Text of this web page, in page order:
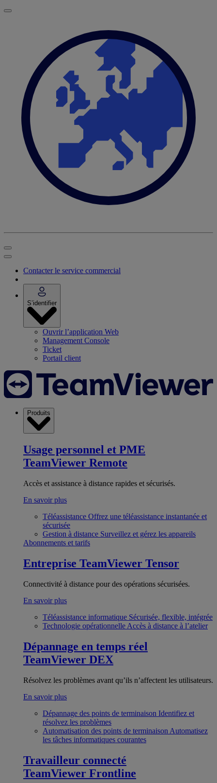
Contacter le service commercial
S’identifier
Ouvrir l’application Web
Management Console
Ticket
Portail client
Produits
Usage personnel et PME
TeamViewer Remote
Accès et assistance à distance rapides et sécurisés.
En savoir plus
Téléassistance Offrez une téléassistance instantanée et
sécurisée
Gestion à distance Surveillez et gérez les appareils
Abonnements et tarifs
Entreprise TeamViewer Tensor
Connectivité à distance pour des opérations sécurisées.
En savoir plus
Téléassistance informatique Sécurisée, flexible, intégrée
Technologie opérationnelle Accès à distance à l’atelier
Dépannage en temps réel
TeamViewer DEX
Résolvez les problèmes avant qu’ils n’affectent les utilisateurs.
En savoir plus
Dépannage des points de terminaison Identifiez et
résolvez les problèmes
Automatisation des points de terminaison Automatisez
les tâches informatiques courantes
Travailleur connecté
TeamViewer Frontline